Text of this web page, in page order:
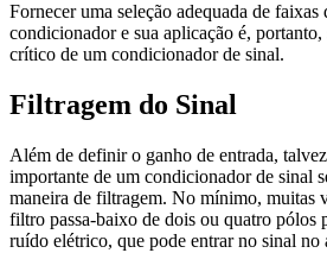
Fornecer uma seleção adequada de
condicionador e sua aplicação é,
crítico de um condicionador de sinal.
Filtragem do Sinal
Além de definir o ganho de entrada,
importante de um condicionador de sinal
maneira de filtragem. No mínimo, muitas
filtro passa-baixo de dois ou quatro pólos
ruído elétrico, que pode entrar no sinal no